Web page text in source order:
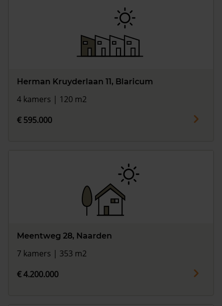
Herman Kruyderlaan 11, Blaricum
4 kamers | 120 m2
€ 595.000
Meentweg 28, Naarden
7 kamers | 353 m2
€ 4.200.000